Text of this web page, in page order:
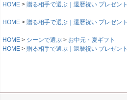
HOME
贈る相手で選ぶ｜還暦祝い プレゼント
HOME 贈る相手で選ぶ｜還暦祝い プレゼント
HOME シーンで選ぶ
お中元・夏ギフト
HOME
贈る相手で選ぶ｜還暦祝い プレゼント